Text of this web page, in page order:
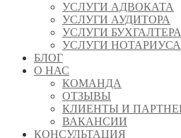
УСЛУГИ АДВОКАТА
УСЛУГИ АУДИТОРА
УСЛУГИ БУХГАЛТЕРА
УСЛУГИ НОТАРИУСА
БЛОГ
О НАС
КОМАНДА
ОТЗЫВЫ
КЛИЕНТЫ И
ВАКАНСИИ
КОНСУЛЬТАЦИЯ